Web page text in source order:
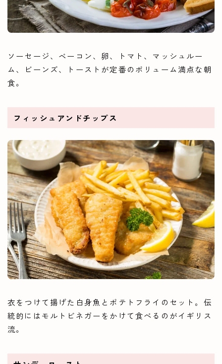
ソーセージ、ベーコン、卵、トマト、マッシュルー
ム、ビーンズ、トーストが定番のボリューム満点な朝
食。
フィッシュアンドチップス
衣をつけて揚げた白身魚とポテトフライのセット。伝
統的にはモルトビネガーをかけて食べるのがイギリス
流。